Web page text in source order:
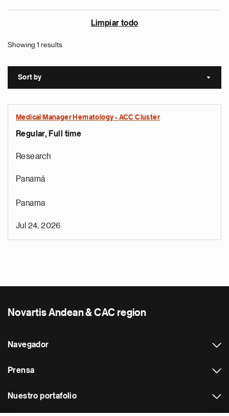
Limpiar todo
Showing 1 results
Sort by Sort
Medical Manager Hematology - ACC Cluster
Regular, Full time
Research
Panamá
Panama
Jul 24, 2026
Novartis Andean & CAC region
Navegador
Prensa
Nuestro portafolio